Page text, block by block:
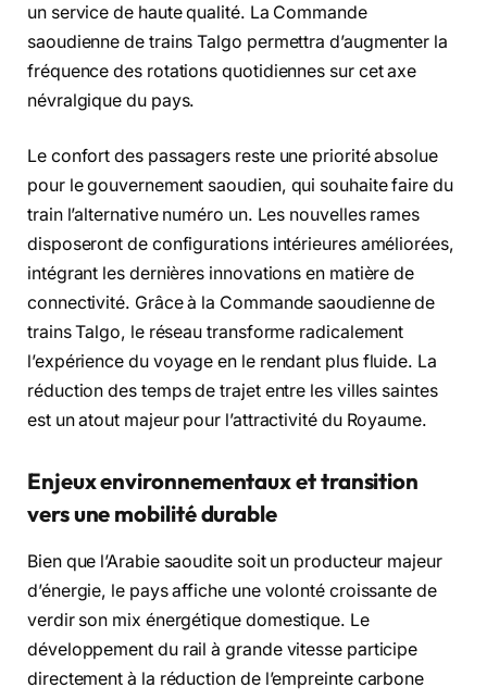
un service de haute qualité. La Commande
saoudienne de trains Talgo permettra d’augmenter la
fréquence des rotations quotidiennes sur cet axe
névralgique du pays.
Le confort des passagers reste une priorité absolue
pour le gouvernement saoudien, qui souhaite faire du
train l’alternative numéro un. Les nouvelles rames
disposeront de configurations intérieures améliorées,
intégrant les dernières innovations en matière de
connectivité. Grâce à la Commande saoudienne de
trains Talgo, le réseau transforme radicalement
l’expérience du voyage en le rendant plus fluide. La
réduction des temps de trajet entre les villes saintes
est un atout majeur pour l’attractivité du Royaume.
Enjeux environnementaux et transition
vers une mobilité durable
Bien que l’Arabie saoudite soit un producteur majeur
d’énergie, le pays affiche une volonté croissante de
verdir son mix énergétique domestique. Le
développement du rail à grande vitesse participe
directement à la réduction de l’empreinte carbone